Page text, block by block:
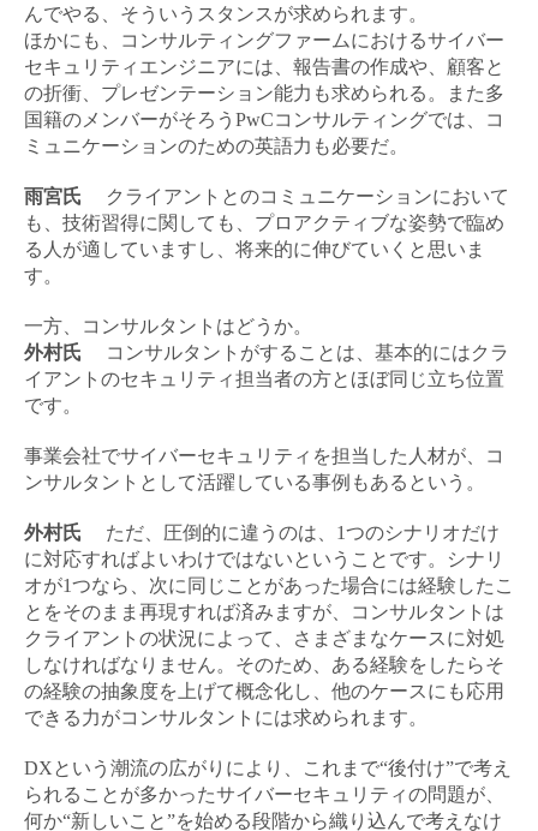
んでやる、そういうスタンスが求められます。
ほかにも、コンサルティングファームにおけるサイバー
セキュリティエンジニアには、報告書の作成や、顧客と
の折衝、プレゼンテーション能力も求められる。また多
国籍のメンバーがそろうPwCコンサルティングでは、コ
ミュニケーションのための英語力も必要だ。
雨宮氏
クライアントとのコミュニケーションにおいて
も、技術習得に関しても、プロアクティブな姿勢で臨め
る人が適していますし、将来的に伸びていくと思いま
す。
一方、コンサルタントはどうか。
外村氏
コンサルタントがすることは、基本的にはクラ
イアントのセキュリティ担当者の方とほぼ同じ立ち位置
です。
事業会社でサイバーセキュリティを担当した人材が、コ
ンサルタントとして活躍している事例もあるという。
外村氏
ただ、圧倒的に違うのは、1つのシナリオだけ
に対応すればよいわけではないということです。シナリ
オが1つなら、次に同じことがあった場合には経験したこ
とをそのまま再現すれば済みますが、コンサルタントは
クライアントの状況によって、さまざまなケースに対処
しなければなりません。そのため、ある経験をしたらそ
の経験の抽象度を上げて概念化し、他のケースにも応用
できる力がコンサルタントには求められます。
DXという潮流の広がりにより、これまで“後付け”で考え
られることが多かったサイバーセキュリティの問題が、
何か“新しいこと”を始める段階から織り込んで考えなけ